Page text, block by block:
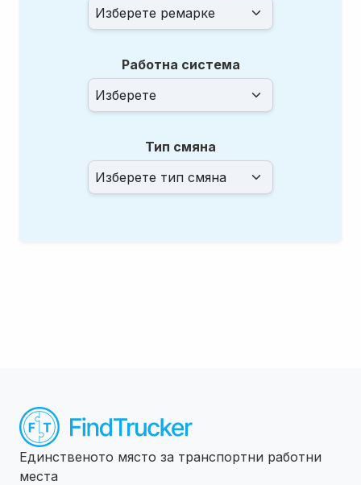
Работна система
Тип смяна
Единственото място за транспортни работни
места